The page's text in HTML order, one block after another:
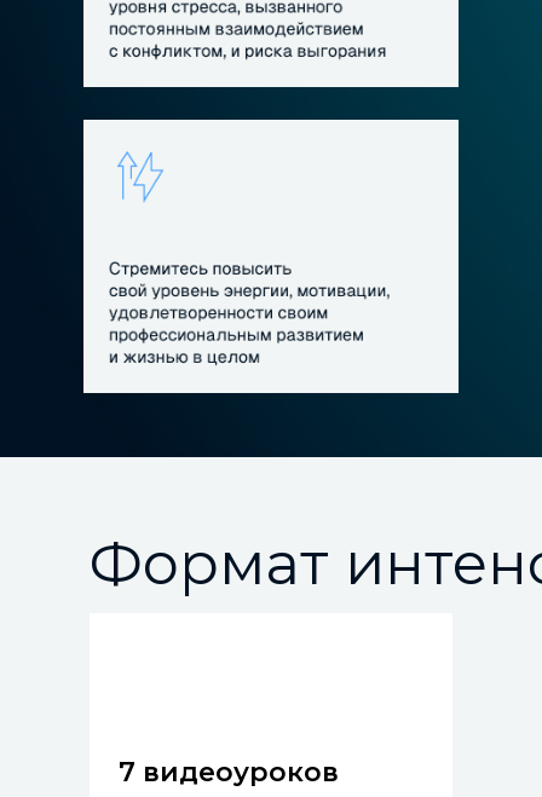
Формат
7 видеоуроков